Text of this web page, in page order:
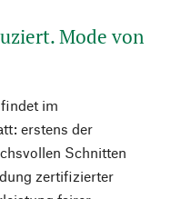
Mode von
im
erstens der
Schnitten
zertifizierter